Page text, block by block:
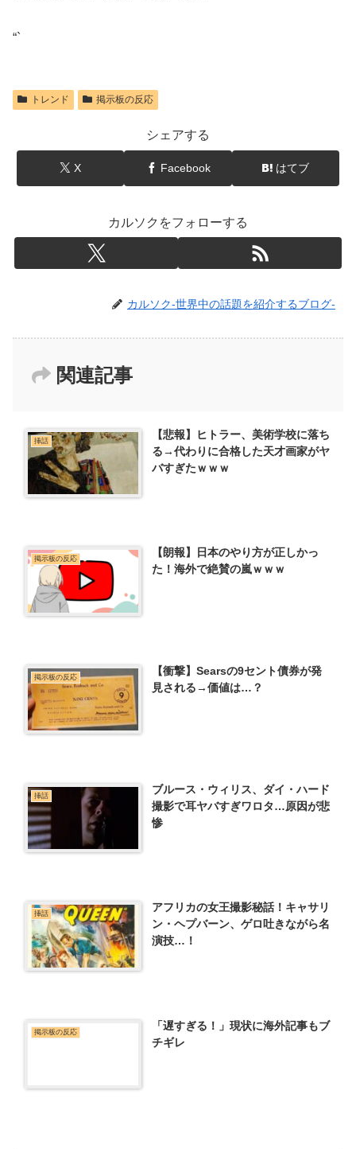
“`
トレンド 掲示板の反応
シェアする
X Facebook はてブ
カルソクをフォローする
カルソク-世界中の話題を紹介するブログ-
関連記事
挿話
【悲報】ヒトラー、美術学校に落ち
る→代わりに合格した天才画家がヤ
バすぎたｗｗｗ
掲示板の反応
【朗報】日本のやり方が正しかっ
た！海外で絶賛の嵐ｗｗｗ
掲示板の反応
【衝撃】Searsの9セント債券が発
見される→価値は…？
挿話
ブルース・ウィリス、ダイ・ハード
撮影で耳ヤバすぎワロタ…原因が悲
惨
挿話
アフリカの女王撮影秘話！キャサリ
ン・ヘプバーン、ゲロ吐きながら名
演技…！
掲示板の反応
「遅すぎる！」現状に海外記事もブ
チギレ